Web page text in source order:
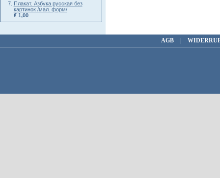
Плакат. Азбука русская без
картинок /мал. форм/
€ 1,00
AGB